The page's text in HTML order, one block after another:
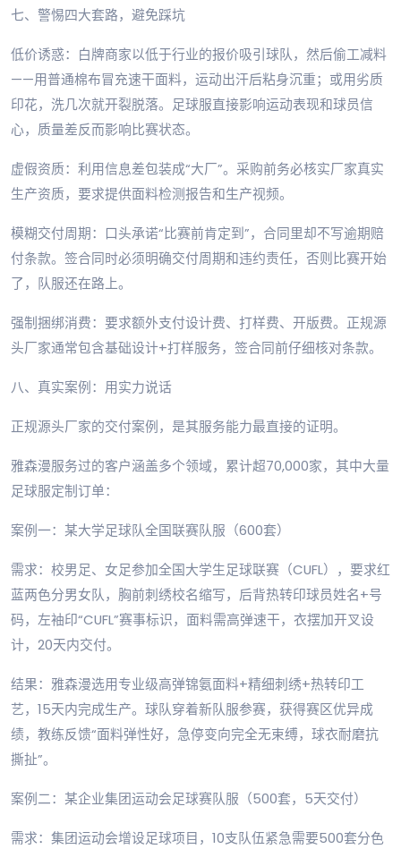
七、警惕四大套路，避免踩坑
低价诱惑：白牌商家以低于行业的报价吸引球队，然后偷工减料
——用普通棉布冒充速干面料，运动出汗后粘身沉重；或用劣质
印花，洗几次就开裂脱落。足球服直接影响运动表现和球员信
心，质量差反而影响比赛状态。
虚假资质：利用信息差包装成“大厂”。采购前务必核实厂家真实
生产资质，要求提供面料检测报告和生产视频。
模糊交付周期：口头承诺“比赛前肯定到”，合同里却不写逾期赔
付条款。签合同时必须明确交付周期和违约责任，否则比赛开始
了，队服还在路上。
强制捆绑消费：要求额外支付设计费、打样费、开版费。正规源
头厂家通常包含基础设计+打样服务，签合同前仔细核对条款。
八、真实案例：用实力说话
正规源头厂家的交付案例，是其服务能力最直接的证明。
雅森漫服务过的客户涵盖多个领域，累计超70,000家，其中大量
足球服定制订单：
案例一：某大学足球队全国联赛队服（600套）
需求：校男足、女足参加全国大学生足球联赛（CUFL），要求红
蓝两色分男女队，胸前刺绣校名缩写，后背热转印球员姓名+号
码，左袖印“CUFL”赛事标识，面料需高弹速干，衣摆加开叉设
计，20天内交付。
结果：雅森漫选用专业级高弹锦氨面料+精细刺绣+热转印工
艺，15天内完成生产。球队穿着新队服参赛，获得赛区优异成
绩，教练反馈“面料弹性好，急停变向完全无束缚，球衣耐磨抗
撕扯”。
案例二：某企业集团运动会足球赛队服（500套，5天交付）
需求：集团运动会增设足球项目，10支队伍紧急需要500套分色